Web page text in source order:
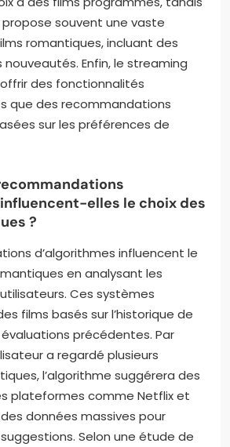
souvent une vaste
romantiques, incluant des
Enfin, le streaming
des fonctionnalités
que des recommandations
sur les préférences de
elles le choix des
?
d’algorithmes influencent le
en analysant les
Ces systèmes
films basés sur l’historique de
précédentes. Par
a regardé plusieurs
l’algorithme suggérera des
plateformes comme Netflix et
données massives pour
Selon une étude de